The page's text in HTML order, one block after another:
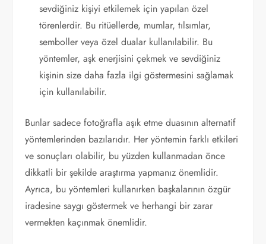
sevdiğiniz kişiyi etkilemek için yapılan özel
törenlerdir. Bu ritüellerde, mumlar, tılsımlar,
semboller veya özel dualar kullanılabilir. Bu
yöntemler, aşk enerjisini çekmek ve sevdiğiniz
kişinin size daha fazla ilgi göstermesini sağlamak
için kullanılabilir.
Bunlar sadece fotoğrafla aşık etme duasının alternatif
yöntemlerinden bazılarıdır. Her yöntemin farklı etkileri
ve sonuçları olabilir, bu yüzden kullanmadan önce
dikkatli bir şekilde araştırma yapmanız önemlidir.
Ayrıca, bu yöntemleri kullanırken başkalarının özgür
iradesine saygı göstermek ve herhangi bir zarar
vermekten kaçınmak önemlidir.